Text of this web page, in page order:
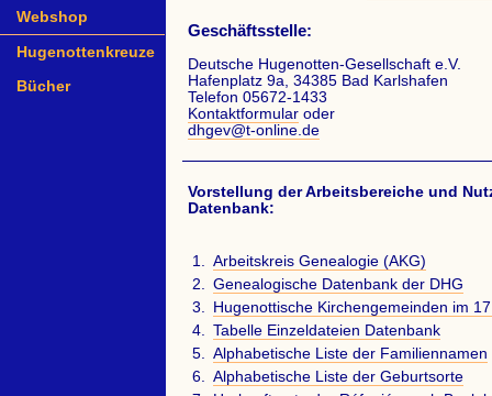
Webshop
Hugenottenkreuze
Bücher
Geschäftsstelle:
Deutsche Hugenotten-Gesellschaft e.V.
Hafenplatz 9a, 34385 Bad Karlshafen
Telefon 05672-1433
Kontaktformular oder
dhgev@t-online.de
Vorstellung der Arbeitsbereiche und
Datenbank:
Arbeitskreis Genealogie (AKG)
Genealogische Datenbank der DHG
Hugenottische Kirchengemeinden im
Tabelle Einzeldateien Datenbank
Alphabetische Liste der Familiennamen
Alphabetische Liste der Geburtsorte